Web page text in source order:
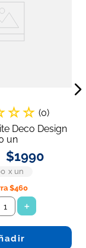
☆☆ (0)
Deco Design
un
$1990
x un
$460
＋